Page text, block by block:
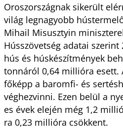
Oroszországnak sikerült
világ legnagyobb
Mihail Misusztyin
Hússzövetség adatai szerint
hús és húskészítmények
tonnáról 0,64 millióra esett.
főképp a baromfi- és
véghezvinni. Ezen belül a
es évek elején még 1,2
ra 0,23 millióra csökkent.